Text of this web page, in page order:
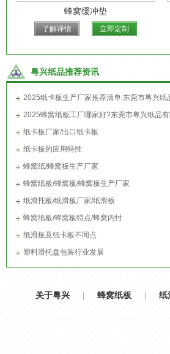
蜂窝缓冲垫
了解详情 立即定制
粤兴纸品推荐资讯
2025纸卡板生产厂家推荐清单:东莞市粤兴纸
限公司位列其中!
2025蜂窝纸板工厂哪家好?东莞市粤兴纸品
司-东莞蜂窝纸板生产厂家,用实力给出答案!
纸卡板厂家/出口纸卡板
纸卡板的应用特性
蜂窝纸/蜂窝板生产厂家
蜂窝纸板/蜂窝板/蜂窝板生产厂家
纸滑托板/纸滑板厂家/纸滑板
蜂窝纸板/蜂窝板特点/蜂窝内忖
纸滑板及纸卡板不同点
塑料滑托盘包装行业发展
关于粤兴 蜂窝纸板 纸